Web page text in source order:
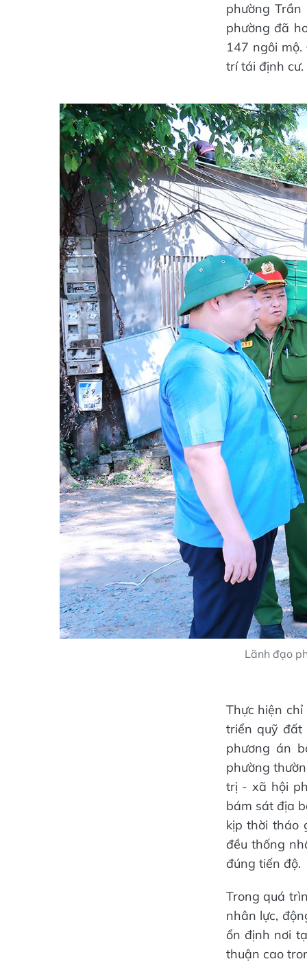
phường
phường đã
147 ngôi
trí tái định cư.
Lãnh đạo
Thực hiện
triển quỹ đất
phương án
phường
trị - xã hội
bám sát địa
kịp thời tháo
đều thống
đúng tiến độ.
Trong quá
nhân lực,
ổn định nơi
thuận cao